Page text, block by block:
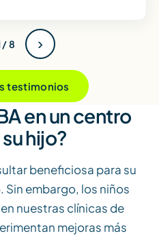
/ 8 ›
testimonios
en un centro
hijo?
beneficiosa para su
Sin embargo, los niños
nuestras clínicas de
mejoras más